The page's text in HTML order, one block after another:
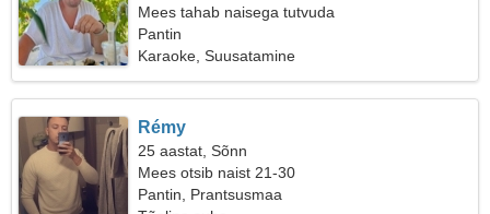
Mees tahab naisega tutvuda
Pantin
Karaoke, Suusatamine
Rémy
25 aastat, Sõnn
Mees otsib naist 21-30
Pantin, Prantsusmaa